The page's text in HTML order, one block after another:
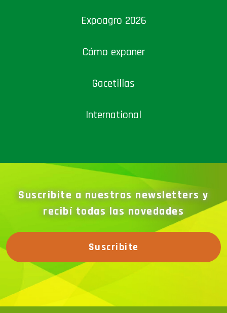
Expoagro 2026
Cómo exponer
Gacetillas
International
Suscribite a nuestros newsletters y
recibí todas las novedades
Suscribite